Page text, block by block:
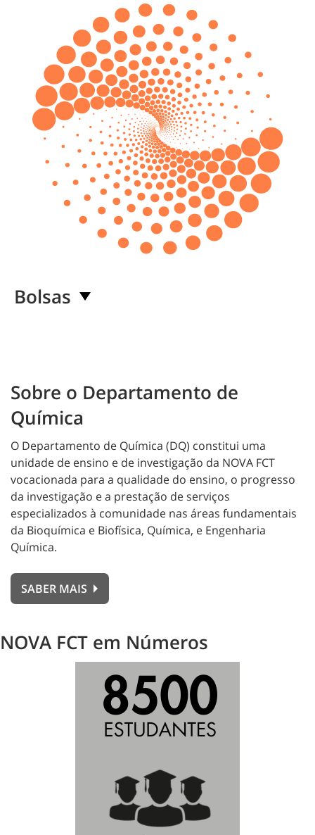
Bolsas
Sobre o Departamento de
Química
O Departamento de Química (DQ) constitui uma
unidade de ensino e de investigação da NOVA FCT
vocacionada para a qualidade do ensino, o progresso
da investigação e a prestação de serviços
especializados à comunidade nas áreas fundamentais
da Bioquímica e Biofísica, Química, e Engenharia
Química.
SABER MAIS
NOVA FCT em Números